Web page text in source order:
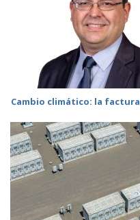
Cambio climático: la